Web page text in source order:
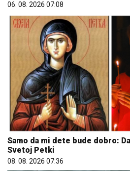
06. 08. 2026 07:08
Samo da mi dete bude dobro:
Svetoj Petki
08. 08. 2026 07:36